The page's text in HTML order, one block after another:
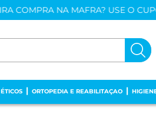
COMPRA NA MAFRA? USE O
ORTOPEDIA E REABILITAÇAO